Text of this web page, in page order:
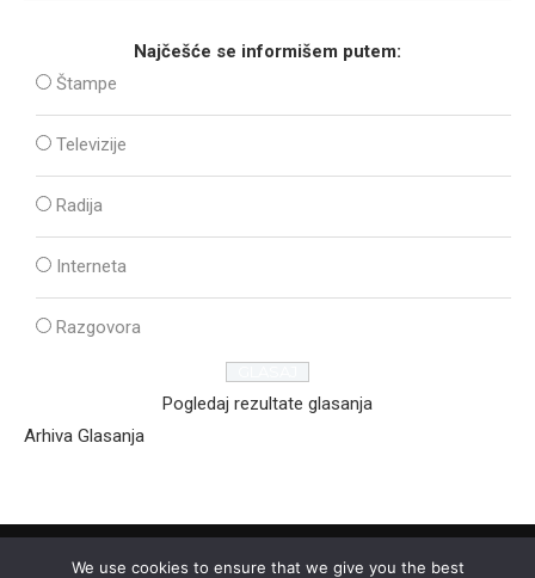
Najčešće se informišem putem:
Štampe
Televizije
Radija
Interneta
Razgovora
Pogledaj rezultate glasanja
Arhiva Glasanja
We use cookies to ensure that we give you the best